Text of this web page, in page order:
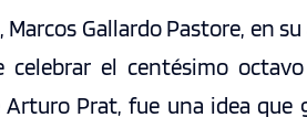
Gallardo Pastore, en
el centésimo
Prat, fue una idea que